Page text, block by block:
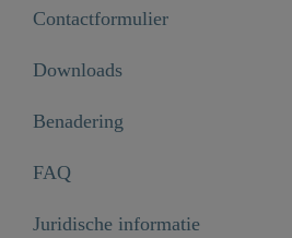
Contactformulier
Downloads
Benadering
FAQ
Juridische informatie